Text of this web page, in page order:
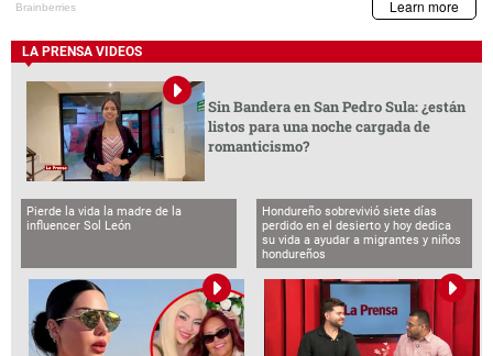
LA PRENSA VIDEOS
Sin Bandera en San Pedro Sula: ¿están
listos para una noche cargada de
romanticismo?
Pierde la vida la madre de la
influencer Sol León
Hondureño sobrevivió siete días
perdido en el desierto y hoy dedica
su vida a ayudar a migrantes y niños
hondureños